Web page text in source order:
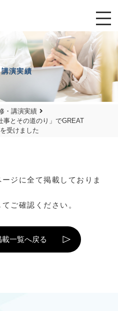
演実績
・講演実績
事とその道のり」でGREAT
受けました
ジに全て掲載しておりま
ご確認ください。
一覧へ戻る